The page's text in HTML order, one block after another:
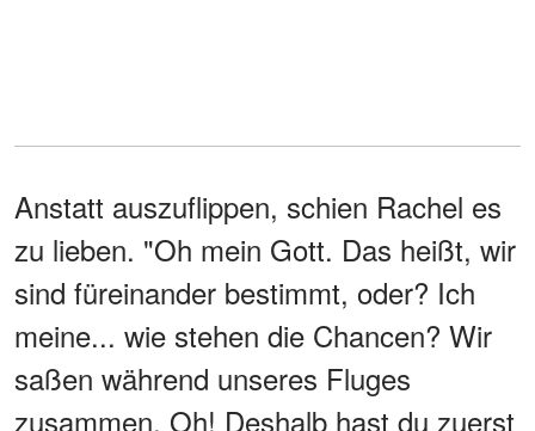
Anstatt auszuflippen, schien Rachel es
zu lieben. "Oh mein Gott. Das heißt, wir
sind füreinander bestimmt, oder? Ich
meine... wie stehen die Chancen? Wir
saßen während unseres Fluges
zusammen. Oh! Deshalb hast du zuerst